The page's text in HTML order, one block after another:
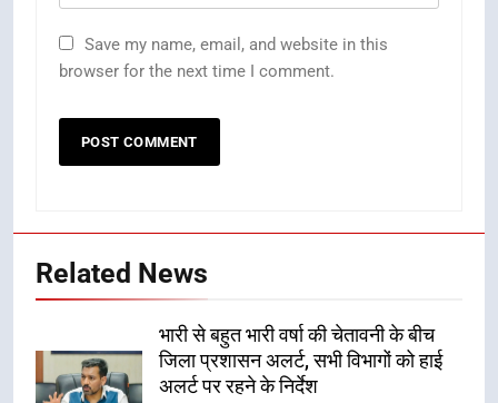
Save my name, email, and website in this
browser for the next time I comment.
Related News
भारी से बहुत भारी वर्षा की चेतावनी के बीच
जिला प्रशासन अलर्ट, सभी विभागों को हाई
अलर्ट पर रहने के निर्देश